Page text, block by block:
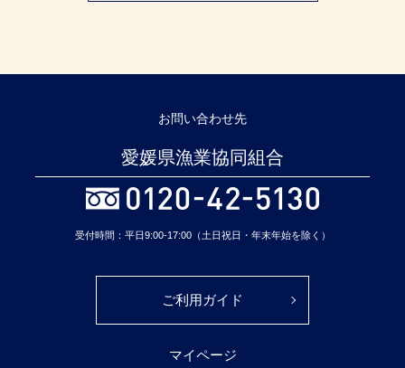
お問い合わせ先
愛媛県漁業協同組合
受付時間：平日9:00-17:00（土日祝日・年末年始を除く）
ご利用ガイド
マイページ